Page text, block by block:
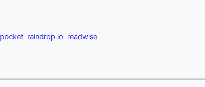
pocket raindrop.io readwise